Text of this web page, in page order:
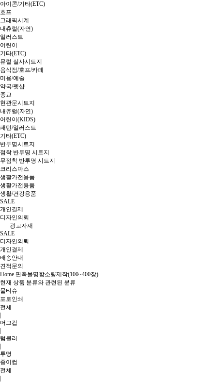
아이콘/기타(ETC)
호프
그래픽시계
내츄럴(자연)
일러스트
어린이
기타(ETC)
뮤럴 실사시트지
음식점/호프/카페
미용/예술
약국/펫샵
종교
현관문시트지
내츄럴(자연)
어린이(KIDS)
패턴/일러스트
기타(ETC)
반투명시트지
점착 반투명 시트지
무점착 반투명 시트지
크리스마스
생활가전용품
생활가전용품
생활/건강용품
SALE
개인결제
디자인의뢰
광고자재
SALE
디자인의뢰
개인결제
배송안내
견적문의
Home 판촉물명함소량제작(100~400장)
현재 상품 분류와 관련된 분류
물티슈
포토인쇄
전체
머그컵
텀블러
투명
종이컵
전체